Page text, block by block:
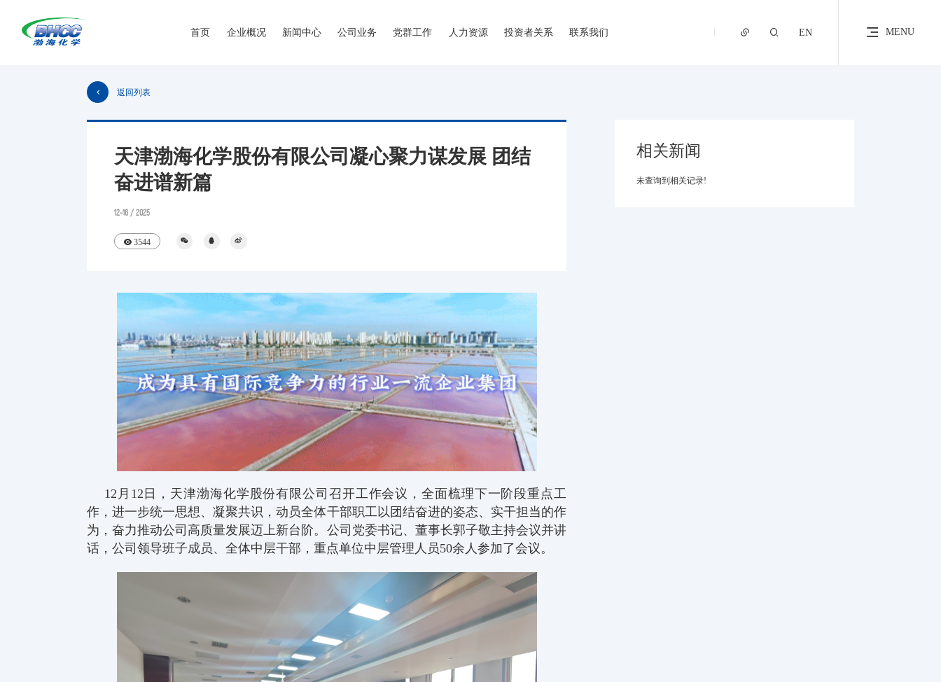
首页 企业概况 新闻中心 公司业务 党群工作 人力资源 投资者关系 联系我们 EN MENU
返回列表
天津渤海化学股份有限公司凝心聚力谋发展 团结
奋进谱新篇
12-16 / 2025
3544
12月12日，天津渤海化学股份有限公司召开工作会议，全面梳理下一阶段重点工
作，进一步统一思想、凝聚共识，动员全体干部职工以团结奋进的姿态、实干担当的作
为，奋力推动公司高质量发展迈上新台阶。公司党委书记、董事长郭子敬主持会议并讲
话，公司领导班子成员、全体中层干部，重点单位中层管理人员50余人参加了会议。
相关新闻
未查询到相关记录!